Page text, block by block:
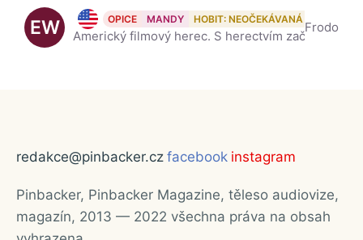
EW Elijah Wood, 45
OPICE MANDY HOBIT: NEOČEKÁVANÁ CESTA
Americký filmový herec. S herectvím začal již v osmi letech. Jeho nejvýznamnější role je Frodo Pytlík, kterého ztvárnil ve filmové trilogii Pán prstenů (2001–2003, v originále The Lord of the Rings) re
Frodo
redakce@pinbacker.cz facebook instagram
Pinbacker, Pinbacker Magazine, těleso audiovize,
magazín, 2013 — 2022 všechna práva na obsah